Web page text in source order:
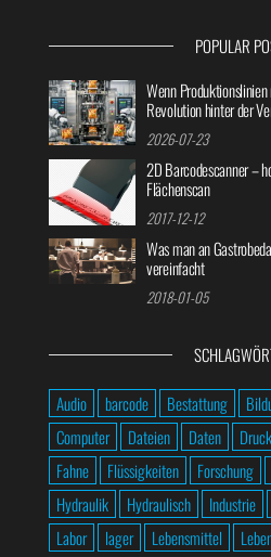
POPULAR
Wenn
Revolution hinter der
2026-07-23
2D Barcodescanner –
Flächenscan
2017-12-12
Was man an
vereinfacht
2018-01-05
Audio barcode Bestattung
Computer
Dateien Daten
Fahne
Flüssigkeiten Forschung
Hydraulik
Hydraulisch Industrie
Labor
lager Lebensmittel